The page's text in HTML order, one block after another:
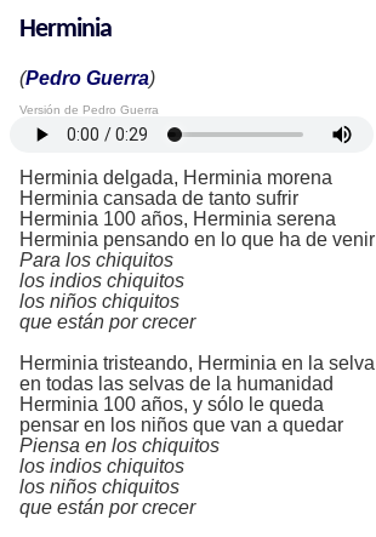
Herminia
(Pedro Guerra)
Versión de Pedro Guerra
Herminia delgada, Herminia morena
Herminia cansada de tanto sufrir
Herminia 100 años, Herminia serena
Herminia pensando en lo que ha de venir
Para los chiquitos
los indios chiquitos
los niños chiquitos
que están por crecer
Herminia tristeando, Herminia en la selva
en todas las selvas de la humanidad
Herminia 100 años, y sólo le queda
pensar en los niños que van a quedar
Piensa en los chiquitos
los indios chiquitos
los niños chiquitos
que están por crecer